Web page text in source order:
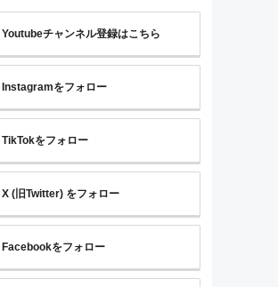
Youtubeチャンネル登録はこちら
Instagramをフォロー
TikTokをフォロー
X (旧Twitter) をフォロー
Facebookをフォロー